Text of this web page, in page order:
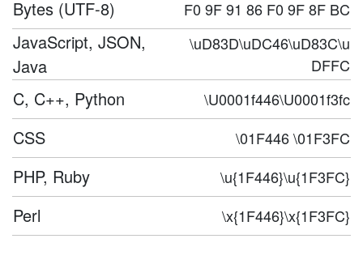
Bytes (UTF-8) F0 9F 91 86 F0 9F 8F BC
JavaScript, JSON,
Java
\uD83D\uDC46\uD83C\u
DFFC
C, C++, Python \U0001f446\U0001f3fc
CSS \01F446 \01F3FC
PHP, Ruby \u{1F446}\u{1F3FC}
Perl \x{1F446}\x{1F3FC}